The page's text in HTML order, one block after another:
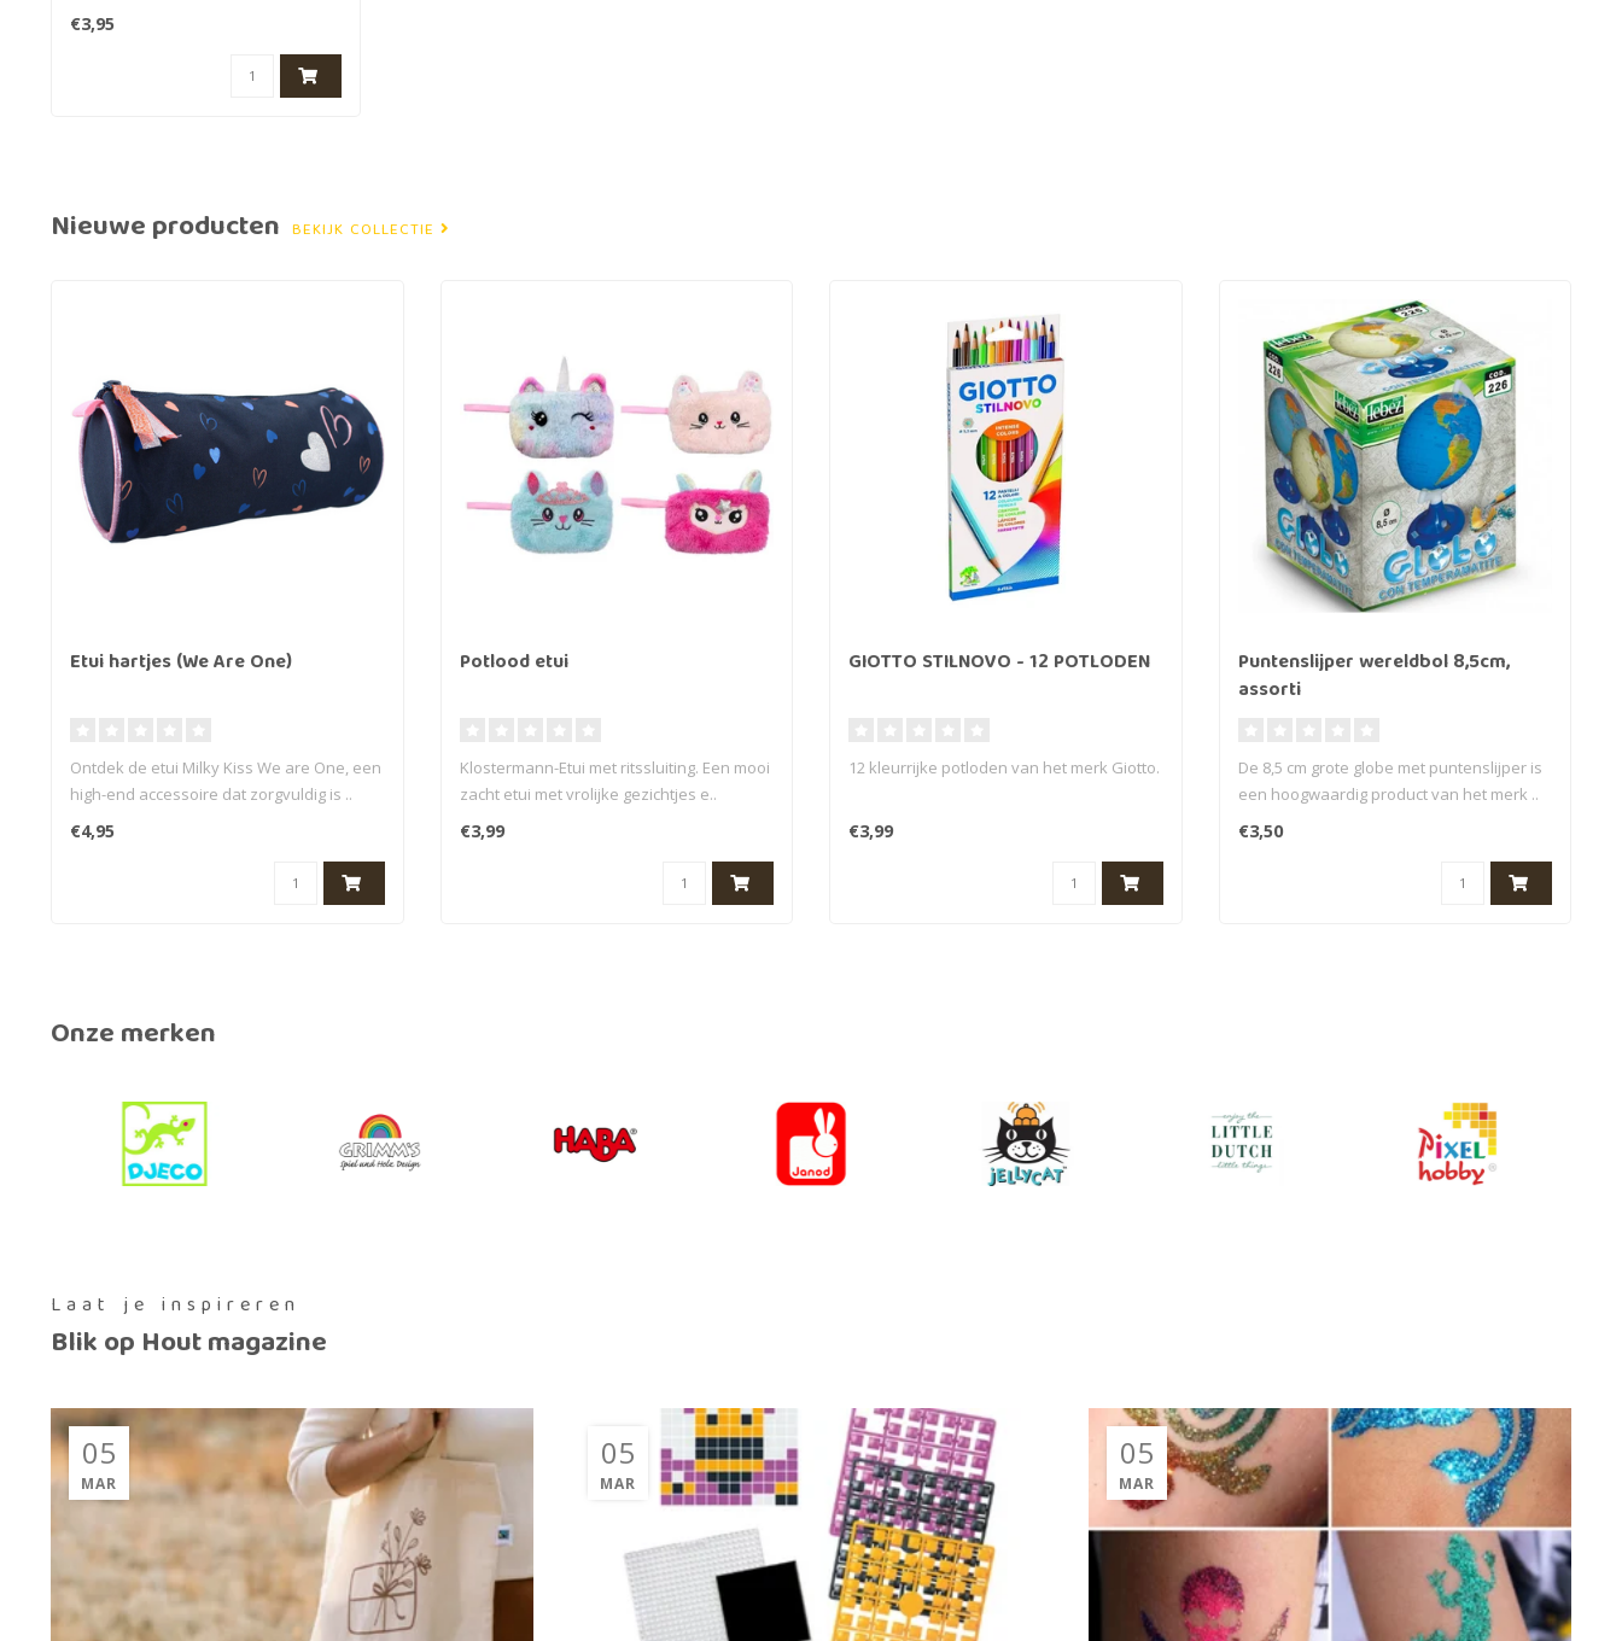
en la..
€3,95
Nieuwe producten BEKIJK COLLECTIE
Etui hartjes (We Are One)
Ontdek de etui Milky Kiss We are One, een
high-end accessoire dat zorgvuldig is ..
€4,95
Potlood etui
Klostermann-Etui met ritssluiting. Een mooi
zacht etui met vrolijke gezichtjes e..
€3,99
GIOTTO STILNOVO - 12 POTLODEN
12 kleurrijke potloden van het merk Giotto.
€3,99
Puntenslijper wereldbol 8,5cm,
assorti
De 8,5 cm grote globe met puntenslijper is
een hoogwaardig product van het merk ..
€3,50
Onze merken
Laat je inspireren
Blik op Hout magazine
05
MAR
05
MAR
05
MAR